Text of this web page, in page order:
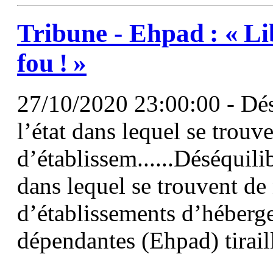
Tribune - Ehpad : «
fou ! »
27/10/2020 23:00:00 -
l’état dans lequel se
dans lequel se trouvent
d’établissements
dépendantes (Ehpad)